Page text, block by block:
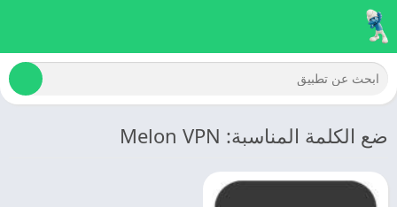
ضع الكلمة المناسبة: Melon VPN